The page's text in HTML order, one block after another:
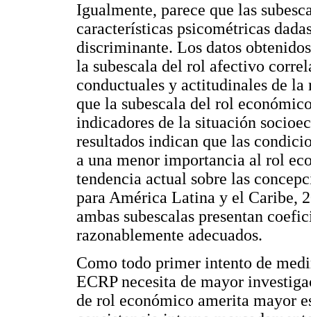
Igualmente, parece que las
características psicométricas
discriminante. Los datos
la subescala del rol afectivo
conductuales y actitudinales de
que la subescala del rol
indicadores de la situación
resultados indican que las
a una menor importancia al rol
tendencia actual sobre las
para América Latina y el Caribe,
ambas subescalas presentan
razonablemente adecuados.
Como todo primer intento de
ECRP necesita de mayor
de rol económico amerita mayor